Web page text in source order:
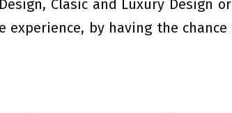
Clasic and Luxury Design
experience, by having the